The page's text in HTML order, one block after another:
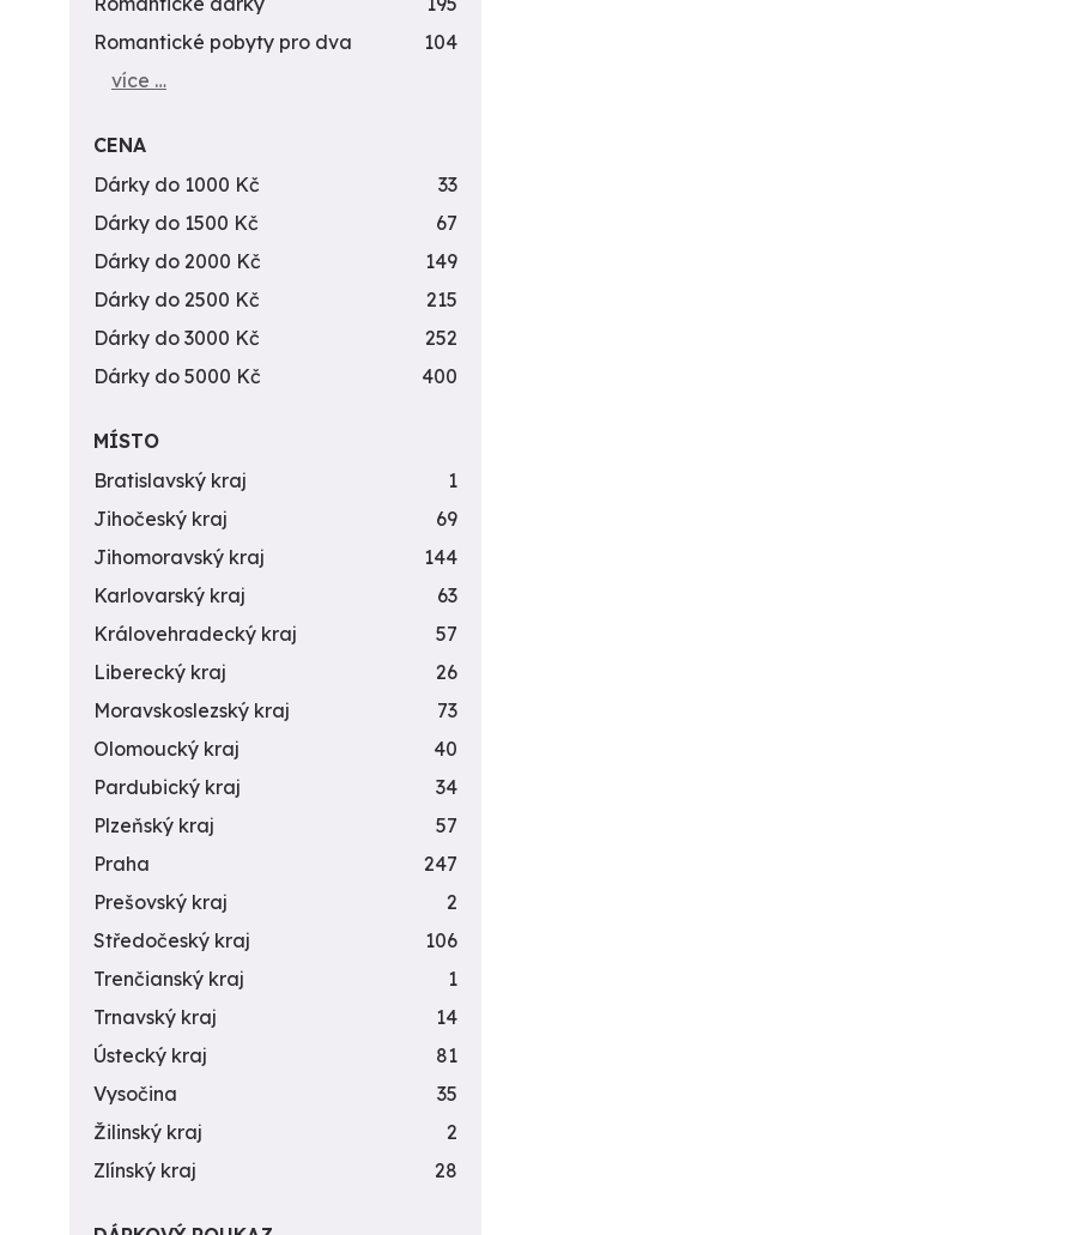
Romantické pobyty pro dva
104
více …
CENA
Dárky do 1000 Kč
33
Dárky do 1500 Kč
67
Dárky do 2000 Kč
149
Dárky do 2500 Kč
215
Dárky do 3000 Kč
252
Dárky do 5000 Kč
400
MÍSTO
Bratislavský kraj
1
Jihočeský kraj
69
Jihomoravský kraj
144
Karlovarský kraj
63
Královehradecký kraj
57
Liberecký kraj
26
Moravskoslezský kraj
73
Olomoucký kraj
40
Pardubický kraj
34
Plzeňský kraj
57
Praha
247
Prešovský kraj
2
Středočeský kraj
106
Trenčianský kraj
1
Trnavský kraj
14
Ústecký kraj
81
Vysočina
35
Žilinský kraj
2
Zlínský kraj
28